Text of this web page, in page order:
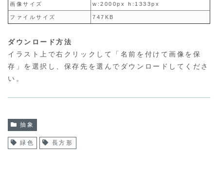
画像サイズ w:2000px h:1333px
ファイルサイズ 747KB
ダウンロード方法
イラスト上で右クリックして「名前を付けて画像を保
存」を選択し、保存先を選んでダウンロードしてくださ
い。
抽象
緑色 長方形